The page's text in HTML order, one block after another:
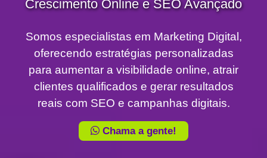
Crescimento Online e SEO Avançado
Somos especialistas em Marketing Digital,
oferecendo estratégias personalizadas
para aumentar a visibilidade online, atrair
clientes qualificados e gerar resultados
reais com SEO e campanhas digitais.
Chama a gente!